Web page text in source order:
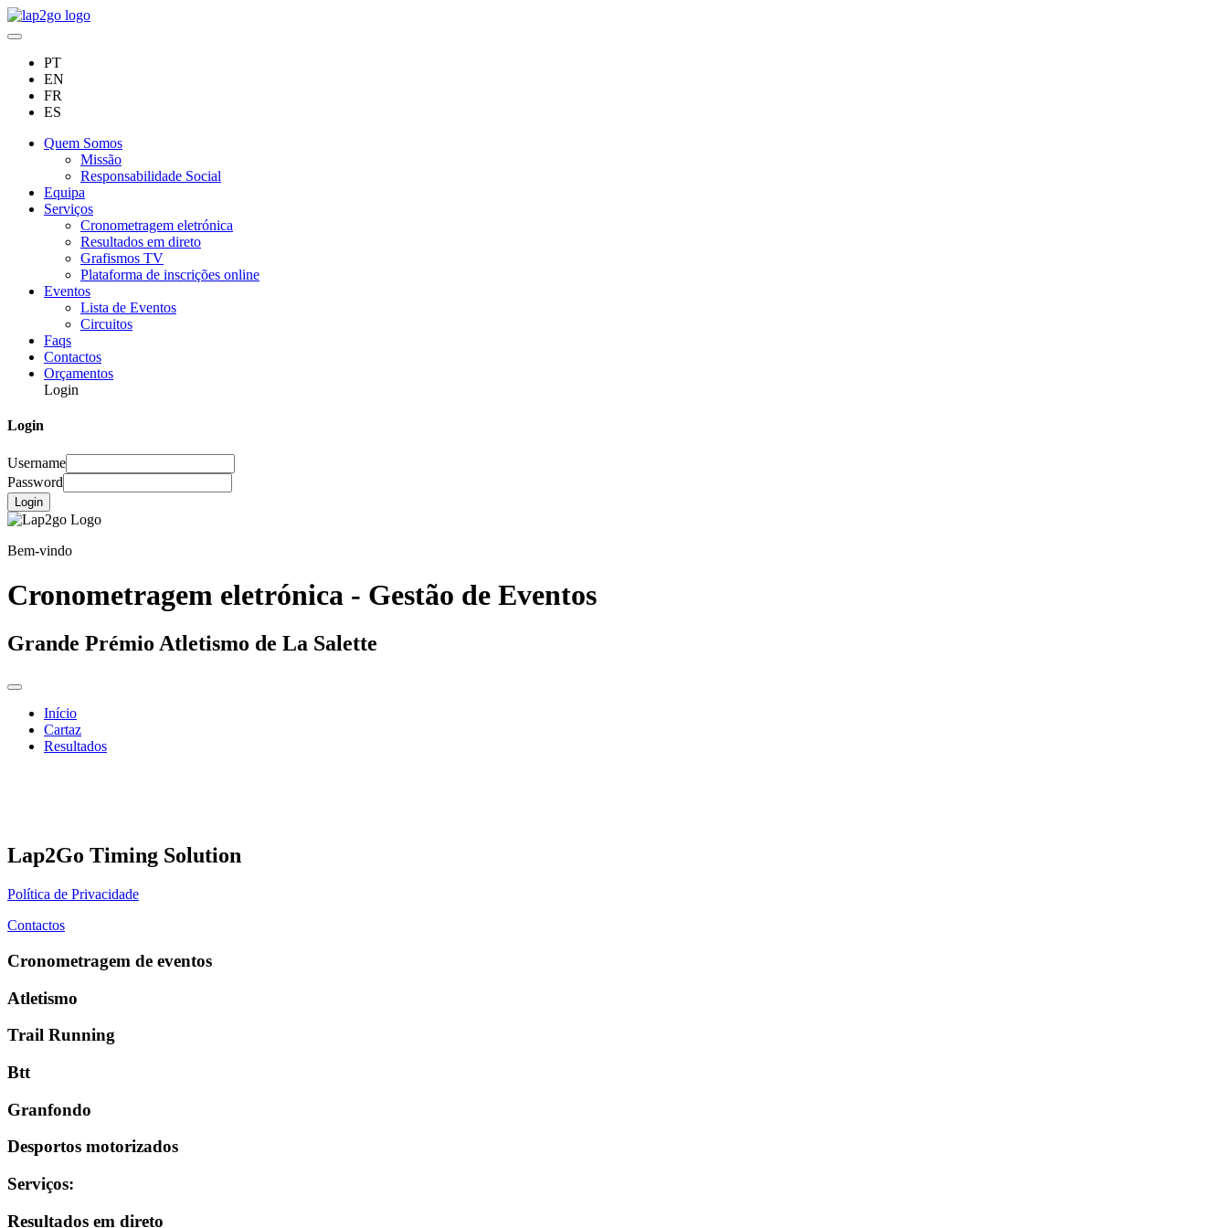
PT
EN
FR
ES
Quem Somos
Missão
Responsabilidade Social
Equipa
Serviços
Cronometragem eletrónica
Resultados em direto
Grafismos TV
Plataforma de inscrições online
Eventos
Lista de Eventos
Circuitos
Faqs
Contactos
Orçamentos
Login
Login
Username
Password
Login
Bem-vindo
Cronometragem eletrónica - Gestão de Eventos
Grande Prémio Atletismo de La Salette
Início
Cartaz
Resultados
Lap2Go Timing Solution
Política de Privacidade
Contactos
Cronometragem de eventos
Atletismo
Trail Running
Btt
Granfondo
Desportos motorizados
Serviços:
Resultados em direto